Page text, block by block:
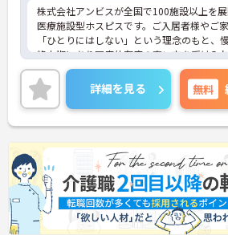
株式会社アンビスが全国で100施設以上を
医療施設型ホスピスです。ご入居者様やご
「ひとりにはしない」という理念のもと、
終末期にあり医療依存度の高い方を受け入
医療を支える社会的意義の高い事業を推進
す。現場には看護師が24時間常駐しています
時の対応や医療行為は看護師が担当するた
者研修や実務者研修の方も食事介助や入浴
の生活を支えるケアに専念できる環境です
で情報を共有し、一人で判断を抱え込まな
連携の体制がしっかりと整っています。働き
では、夜勤明けの翌日が原則として公休と
か、月平均の残業時間も5時間から7時間程
り少なめです。常勤スタッフの比率が90パ
を超えているため急な勤務変更が発生しに
らかじめ決められた訪問予定表に沿って規
詳細を見る 無料